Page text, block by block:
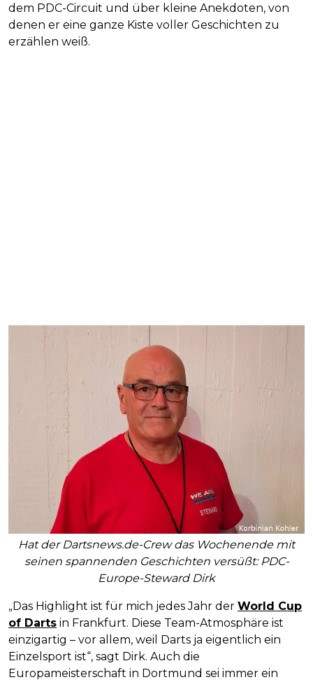
dem PDC-Circuit und über kleine Anekdoten, von
denen er eine ganze Kiste voller Geschichten zu
erzählen weiß.
Hat der Dartsnews.de-Crew das Wochenende mit
seinen spannenden Geschichten versüßt: PDC-
Europe-Steward Dirk
„Das Highlight ist für mich jedes Jahr der World Cup
of Darts in Frankfurt. Diese Team-Atmosphäre ist
einzigartig – vor allem, weil Darts ja eigentlich ein
Einzelsport ist“, sagt Dirk. Auch die
Europameisterschaft in Dortmund sei immer ein